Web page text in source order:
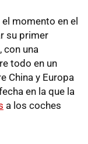
momento en el
su primer
una
todo en un
China y Europa
en la que la
a los coches